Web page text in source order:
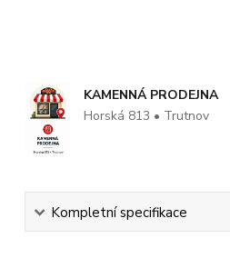
KAMENNÁ PRODEJNA
Horská 813 • Trutnov
Kompletní specifikace